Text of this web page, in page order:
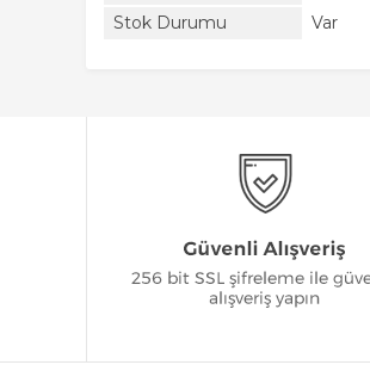
Stok Durumu
Var